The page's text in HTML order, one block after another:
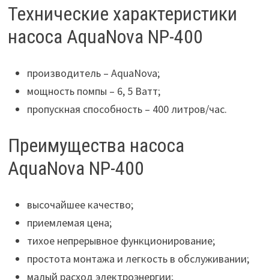
Технические характеристики
насоса AquaNova NP-400
производитель – AquaNova;
мощность помпы – 6, 5 Ватт;
пропускная способность – 400 литров/час.
Преимущества насоса
AquaNova NP-400
высочайшее качество;
приемлемая цена;
тихое непрерывное функционирование;
простота монтажа и легкость в обслуживании;
малый расход электроэнергии;